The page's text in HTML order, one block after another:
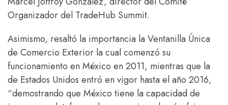
Organizador del TradeHub Summit.
Asimismo, resaltó la importancia la Ventanilla Única
de Comercio Exterior la cual comenzó su
funcionamiento en México en 2011, mientras que la
de Estados Unidos entró en vigor hasta el año 2016,
“demostrando que México tiene la capacidad de